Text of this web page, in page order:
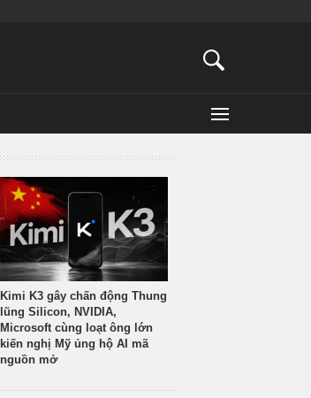
Kimi K3 gây chấn động Thung
lũng Silicon, NVIDIA,
Microsoft cùng loạt ông lớn
kiến nghị Mỹ ủng hộ AI mã
nguồn mở